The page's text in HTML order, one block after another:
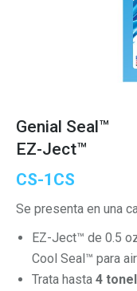
Genial Seal™
EZ-Ject™
CS-1CS
Se presenta en una
EZ-Ject™ de 0.5
Cool Seal™ para
Trata hasta 4